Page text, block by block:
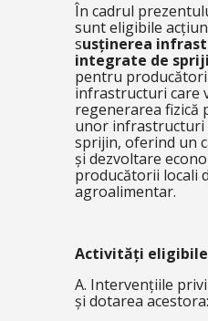
În cadrul
sunt eligibile
susținerea
integrate de
pentru producători
infrastructuri care
regenerarea fizică
unor infrastructuri
sprijin, oferind un
și dezvoltare
producătorii locali
agroalimentar.
Activități eligibile
A. Intervențiile
și dotarea acestora: